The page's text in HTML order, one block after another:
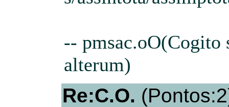
-- pmsac.oO(Cogito
alterum)
Re:C.O.